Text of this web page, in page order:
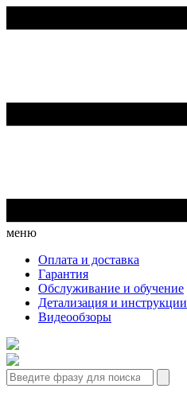
меню
Оплата и доставка
Гарантия
Обслуживание и обучение
Детализация и инструкции
Видеообзоры